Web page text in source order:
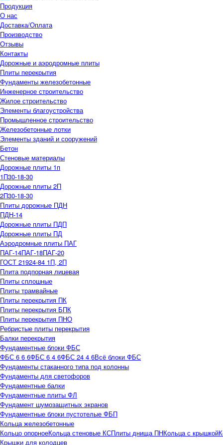
Продукция
О нас
Доставка/Оплата
Производство
Отзывы
Контакты
Дорожные и аэродромные плиты
Плиты перекрытия
Фундаменты железобетонные
Инженерное строительство
Жилое строительство
Элементы благоустройства
Промышленное строительство
Железобетонные лотки
Элементы зданий и сооружений
Бетон
Стеновые материалы
Дорожные плиты 1п
1П30-18-30
Дорожные плиты 2П
2П30-18-30
Плиты дорожные ПДН
ПДН-14
Дорожные плиты ПДП
Дорожные плиты ПД
Аэродромные плиты ПАГ
ПАГ-14ПАГ-18ПАГ-20
ГОСТ 21924-84 1П, 2П
Плита подпорная лицевая
Плиты сплошные
Плиты трамвайные
Плиты перекрытия ПК
Плиты перекрытия БПК
Плиты перекрытия ПНО
Ребристые плиты перекрытия
Балки перекрытия
Фундаментные блоки ФБС
ФБС 6 6 6ФБС 6 4 6ФБС 24 4 6Всё блоки ФБС
Фундаменты стаканного типа под колонны
Фундаменты для светофоров
Фундаментные балки
Фундаментные плиты ФЛ
Фундамент шумозащитных экранов
Фундаментные блоки пустотелые ФБП
Кольца железобетонные
Кольцо опорноеКольца стеновые КСПлиты днища ПНКольца с крышкой
Крышки для колодцев